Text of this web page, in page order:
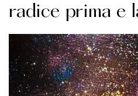
radice prima e